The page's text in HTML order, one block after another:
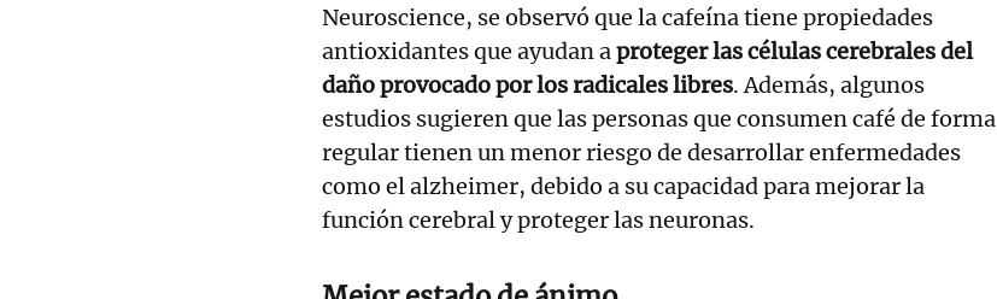
Neuroscience, se observó que la cafeína tiene propiedades
antioxidantes que ayudan aproteger las células cerebrales del
daño provocado por los radicales libres. Además, algunos
estudios sugieren que las personas que consumen café de forma
regular tienen un menor riesgo de desarrollar enfermedades
como el alzheimer, debido a su capacidad para mejorar la
función cerebral y proteger las neuronas.